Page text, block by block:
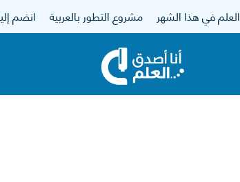
العلم في هذا الشهر مشروع التطور بالعربية انضم